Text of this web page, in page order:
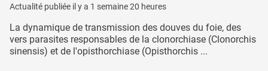
Actualité publiée il y a 1 semaine 20 heures
La dynamique de transmission des douves du foie, des
vers parasites responsables de la clonorchiase (Clonorchis
sinensis) et de l'opisthorchiase (Opisthorchis ...